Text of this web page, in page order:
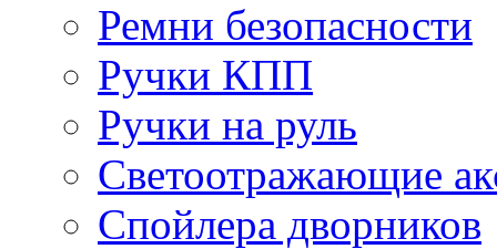
Ремни безопасности
Ручки КПП
Ручки на руль
Светоотражающие
Спойлера дворников